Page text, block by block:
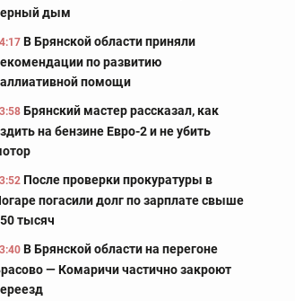
дым
В Брянской области приняли
по развитию
помощи
Брянский мастер рассказал, как
на бензине Евро-2 и не убить
После проверки прокуратуры в
погасили долг по зарплате свыше
тысяч
В Брянской области на перегоне
— Комаричи частично закроют